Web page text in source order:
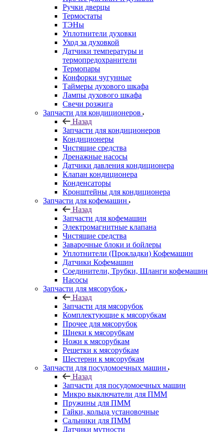
Ручки дверцы
Термостаты
ТЭНы
Уплотнители духовки
Уход за духовкой
Датчики температуры и
термопредохранители
Термопары
Конфорки чугунные
Таймеры духового шкафа
Лампы духового шкафа
Свечи розжига
Запчасти для кондиционеров
Назад
Запчасти для кондиционеров
Кондиционеры
Чистящие средства
Дренажные насосы
Датчики давления кондиционера
Клапан кондиционера
Конденсаторы
Кронштейны для кондиционера
Запчасти для кофемашин
Назад
Запчасти для кофемашин
Электромагнитные клапана
Чистящие средства
Заварочные блоки и бойлеры
Уплотнители (Прокладки) Кофемашин
Датчики Кофемашин
Соединители, Трубки, Шланги кофемашин
Насосы
Запчасти для мясорубок
Назад
Запчасти для мясорубок
Комплектующие к мясорубкам
Прочее для мясорубок
Шнеки к мясорубкам
Ножи к мясорубкам
Решетки к мясорубкам
Шестерни к мясорубкам
Запчасти для посудомоечных машин
Назад
Запчасти для посудомоечных машин
Микро выключатели для ПММ
Пружины для ПММ
Гайки, кольца установочные
Сальники для ПММ
Датчики мутности